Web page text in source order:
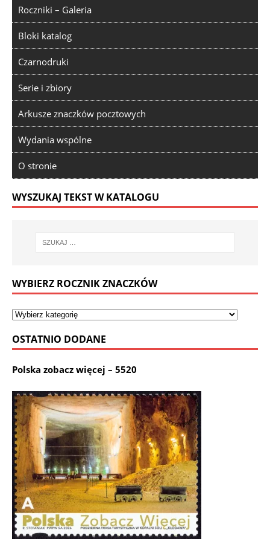
Roczniki – Galeria
Bloki katalog
Czarnodruki
Serie i zbiory
Arkusze znaczków pocztowych
Wydania wspólne
O stronie
WYSZUKAJ TEKST W KATALOGU
WYBIERZ ROCZNIK ZNACZKÓW
OSTATNIO DODANE
Polska zobacz więcej – 5520